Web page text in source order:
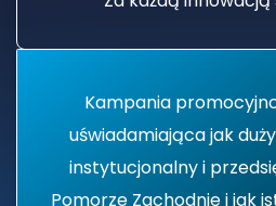
Kampania
uświadamiająca jak
instytucjonalny i
Pomorze Zachodnie i jak